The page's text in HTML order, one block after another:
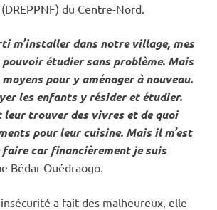
du Centre-Nord.
m’installer dans notre village, mes
étudier sans problème. Mais
moyens pour y aménager à nouveau.
les enfants y résider et étudier.
trouver des vivres et de quoi
pour leur cuisine. Mais il m’est
faire car financièrement je suis
Bédar Ouédraogo.
a fait des malheureux, elle